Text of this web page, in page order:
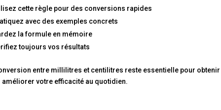
cette règle pour des conversions rapides
avec des exemples concrets
la formule en mémoire
toujours vos résultats
entre millilitres et centilitres reste essentielle pour
améliorer votre efficacité au quotidien.